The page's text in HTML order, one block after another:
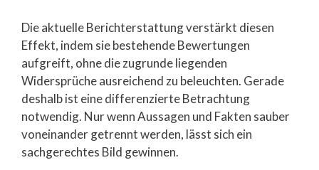
Die aktuelle Berichterstattung verstärkt diesen
Effekt, indem sie bestehende Bewertungen
aufgreift, ohne die zugrunde liegenden
Widersprüche ausreichend zu beleuchten. Gerade
deshalb ist eine differenzierte Betrachtung
notwendig. Nur wenn Aussagen und Fakten sauber
voneinander getrennt werden, lässt sich ein
sachgerechtes Bild gewinnen.